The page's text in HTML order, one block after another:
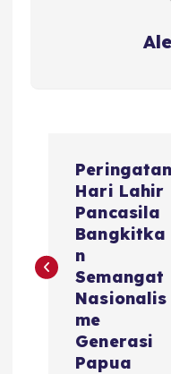
t
Peringatan
Hari Lahir
Pancasila
Bangkitka
n
Semangat
Nasionalis
me
Generasi
Papua